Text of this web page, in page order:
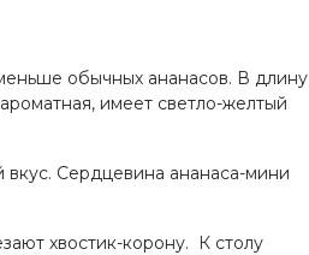
обычных ананасов. В длину
имеет светло-желтый
Сердцевина ананаса-мини
хвостик-корону. К столу